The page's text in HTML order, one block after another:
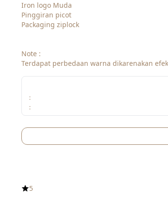
Iron logo Muda
Pinggiran picot
Packaging ziplock
Note :
Terdapat perbedaan warna dikarenakan
:
:
5